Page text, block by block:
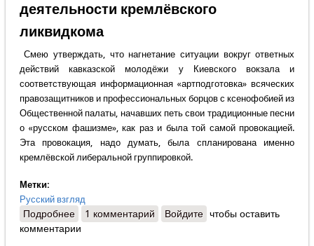
деятельности кремлёвского
ликвидкома
Смею утверждать, что нагнетание ситуации вокруг ответных
действий кавказской молодёжи у Киевского вокзала и
соответствующая информационная «артподготовка» всяческих
правозащитников и профессиональных борцов с ксенофобией из
Общественной палаты, начавших петь свои традиционные песни
о «русском фашизме», как раз и была той самой провокацией.
Эта провокация, надо думать, была спланирована именно
кремлёвской либеральной группировкой.
Метки:
Русский взгляд
Подробнеео Михаил Синицын - «Русско-кавказский конфликт»
– побочный эффект деятельности кремлёвского
1 комментарий Войдите чтобы оставить
комментарии